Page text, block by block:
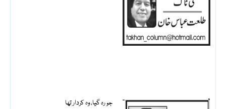
جو رہ گیا، وہ کردار تھا